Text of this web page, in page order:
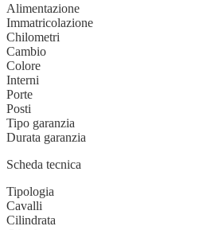
Alimentazione
Immatricolazione
Chilometri
Cambio
Colore
Interni
Porte
Posti
Tipo garanzia
Durata garanzia
Scheda tecnica
Tipologia
Cavalli
Cilindrata